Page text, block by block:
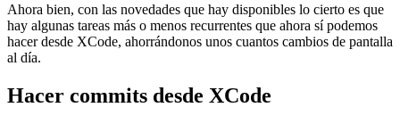
Ahora bien, con las novedades que hay disponibles lo cierto es que
hay algunas tareas más o menos recurrentes que ahora sí podemos
hacer desde XCode, ahorrándonos unos cuantos cambios de pantalla
al día.
Hacer commits desde XCode